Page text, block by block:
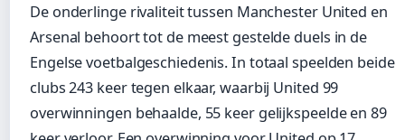
De onderlinge rivaliteit tussen Manchester United en
Arsenal behoort tot de meest gestelde duels in de
Engelse voetbalgeschiedenis. In totaal speelden beide
clubs 243 keer tegen elkaar, waarbij United 99
overwinningen behaalde, 55 keer gelijkspeelde en 89